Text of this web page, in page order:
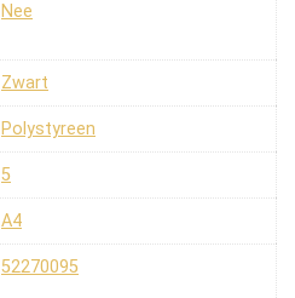
‎Nee
‎Zwart
‎Polystyreen
‎5
‎A4
‎52270095